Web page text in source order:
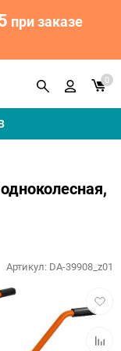
при заказе
0
в
Артикул: DA-39908_z01